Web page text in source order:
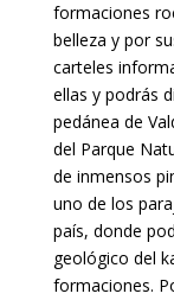
formaciones
belleza y por
carteles
ellas y podrás
pedánea de
del Parque
de inmensos
uno de los
país, donde
geológico del
formaciones.